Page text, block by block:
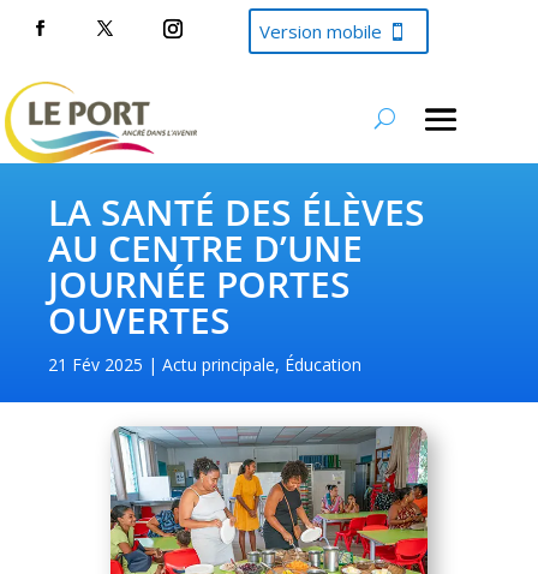
Version mobile
LA SANTÉ DES ÉLÈVES
AU CENTRE D’UNE
JOURNÉE PORTES
OUVERTES
21 Fév 2025 Actu principale, Éducation